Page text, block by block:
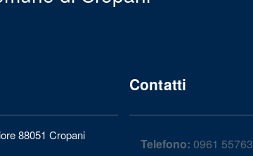
88051 Cropani
Contatti
Telefono: 0961